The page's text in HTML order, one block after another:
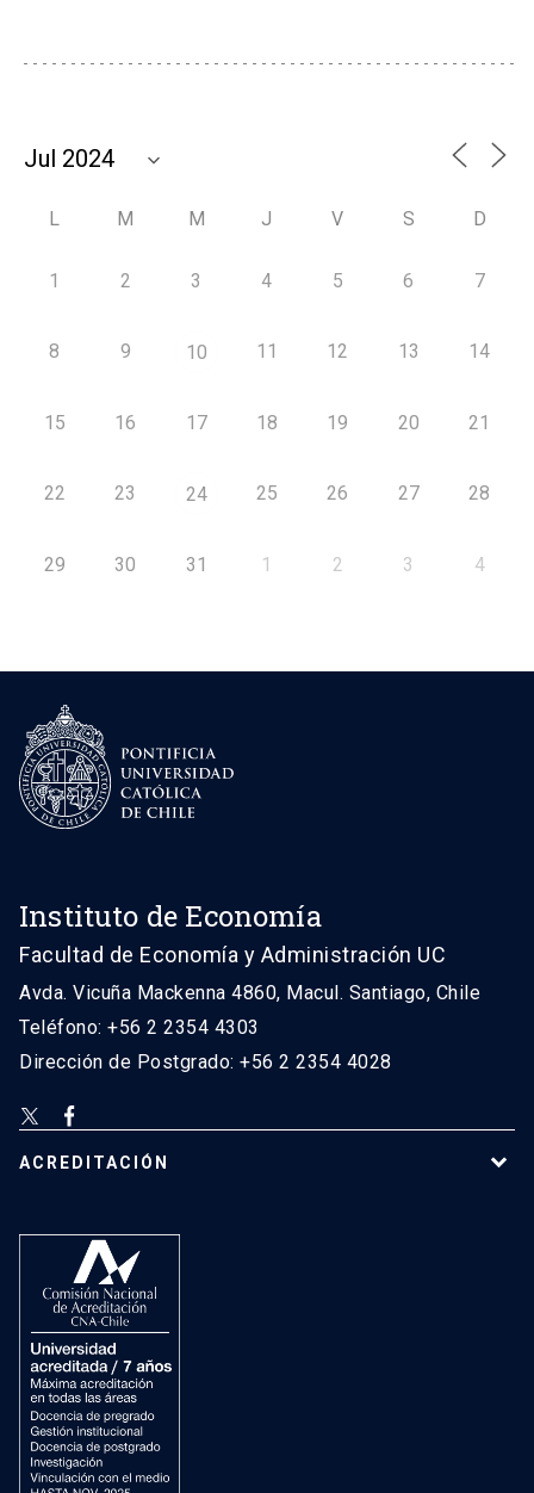
L M M J V S D
1 2 3 4 5 6 7
8 9 10 11 12 13 14
15 16 17 18 19 20 21
22 23 24 25 26 27 28
29 30 31 1 2 3 4
Instituto de Economía
Facultad de Economía y Administración UC
Avda. Vicuña Mackenna 4860, Macul. Santiago, Chile
Teléfono: +56 2 2354 4303
Dirección de Postgrado: +56 2 2354 4028
ACREDITACIÓN